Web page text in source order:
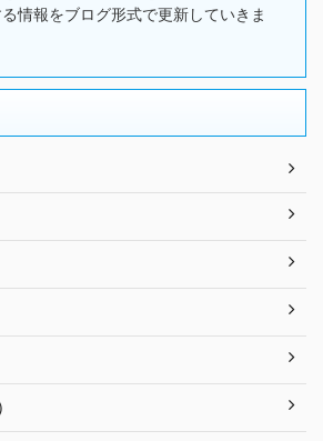
情報をブログ形式で更新していきま